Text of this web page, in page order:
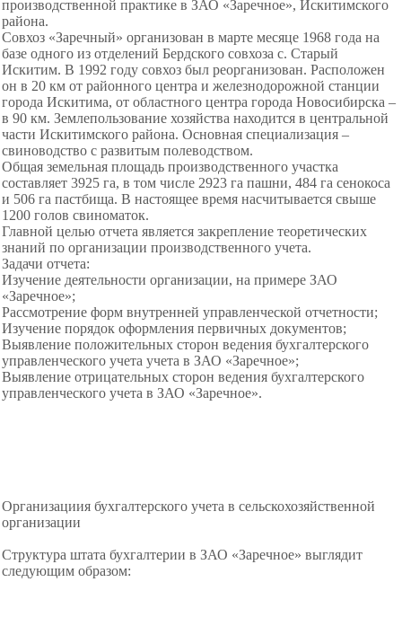
производственной практике в ЗАО «Заречное», Искитимского
района.
Совхоз «Заречный» организован в марте месяце 1968 года на
базе одного из отделений Бердского совхоза с. Старый
Искитим. В 1992 году совхоз был реорганизован. Расположен
он в 20 км от районного центра и железнодорожной станции
города Искитима, от областного центра города Новосибирска –
в 90 км. Землепользование хозяйства находится в центральной
части Искитимского района. Основная специализация –
свиноводство с развитым полеводством.
Общая земельная площадь производственного участка
составляет 3925 га, в том числе 2923 га пашни, 484 га сенокоса
и 506 га пастбища. В настоящее время насчитывается свыше
1200 голов свиноматок.
Главной целью отчета является закрепление теоретических
знаний по организации производственного учета.
Задачи отчета:
Изучение деятельности организации, на примере ЗАО
«Заречное»;
Рассмотрение форм внутренней управленческой отчетности;
Изучение порядок оформления первичных документов;
Выявление положительных сторон ведения бухгалтерского
управленческого учета учета в ЗАО «Заречное»;
Выявление отрицательных сторон ведения бухгалтерского
управленческого учета в ЗАО «Заречное».
Организациия бухгалтерского учета в сельскохозяйственной
организации
Структура штата бухгалтерии в ЗАО «Заречное» выглядит
следующим образом: